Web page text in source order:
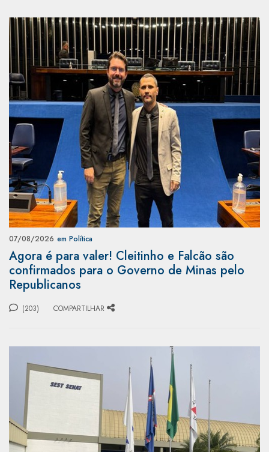
07/08/2026 em Política
Agora é para valer! Cleitinho e Falcão são
confirmados para o Governo de Minas pelo
Republicanos
(203) COMPARTILHAR